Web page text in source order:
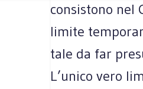
consistono nel
limite
tale da far
L’unico vero